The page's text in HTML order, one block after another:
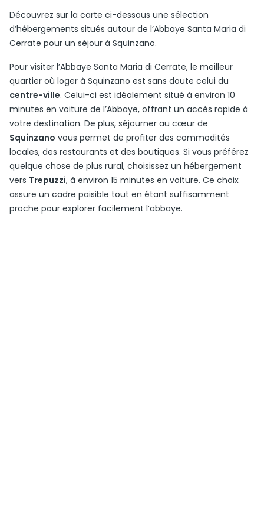
Découvrez sur la carte ci-dessous une sélection
d’hébergements situés autour de l’Abbaye Santa Maria di
Cerrate pour un séjour à Squinzano.
Pour visiter l’Abbaye Santa Maria di Cerrate, le meilleur
quartier où loger à Squinzano est sans doute celui du
centre-ville. Celui-ci est idéalement situé à environ 10
minutes en voiture de l’Abbaye, offrant un accès rapide à
votre destination. De plus, séjourner au cœur de
Squinzano vous permet de profiter des commodités
locales, des restaurants et des boutiques. Si vous préférez
quelque chose de plus rural, choisissez un hébergement
vers Trepuzzi, à environ 15 minutes en voiture. Ce choix
assure un cadre paisible tout en étant suffisamment
proche pour explorer facilement l’abbaye.